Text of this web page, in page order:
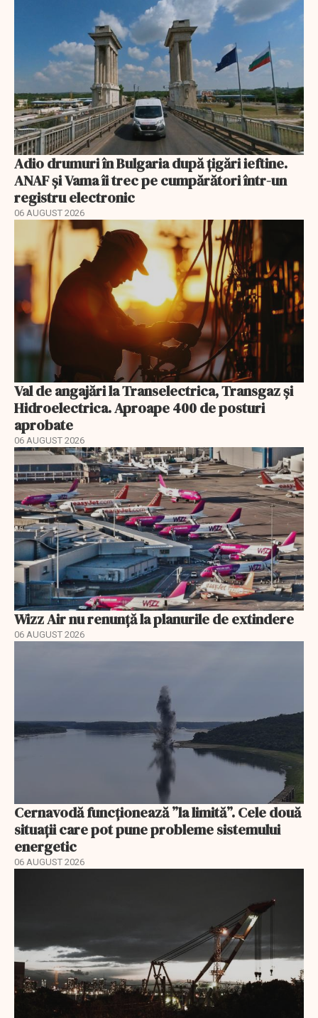
Adio drumuri în Bulgaria după țigări ieftine.
ANAF și Vama îi trec pe cumpărători într-un
registru electronic
06 AUGUST 2026
Val de angajări la Transelectrica, Transgaz și
Hidroelectrica. Aproape 400 de posturi
aprobate
06 AUGUST 2026
Wizz Air nu renunță la planurile de extindere
06 AUGUST 2026
Cernavodă funcționează ”la limită”. Cele două
situații care pot pune probleme sistemului
energetic
06 AUGUST 2026